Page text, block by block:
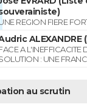
REGION FIERE
ALEXANDRE
A L'INEFFICACITE
: UNE
au scrutin